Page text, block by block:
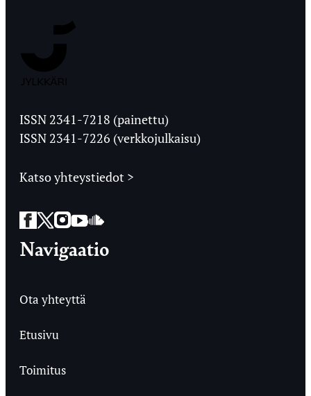
Ylioppilaslehti
ISSN 2341-7218 (painettu)
ISSN 2341-7226 (verkkojulkaisu)
Katso yhteystiedot >
Facebook
Twitter
Instagram
YouTube
SoundCloud
Navigaatio
Ota yhteyttä
Etusivu
Toimitus